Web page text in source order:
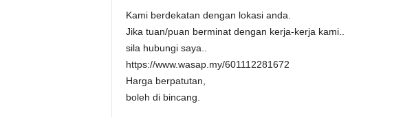
Kami berdekatan dengan lokasi anda.
Jika tuan/puan berminat dengan kerja-kerja kami..
sila hubungi saya..
https://www.wasap.my/601112281672
Harga berpatutan,
boleh di bincang.